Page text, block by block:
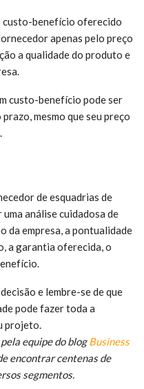
custo-benefício oferecido
apenas pelo preço
a qualidade do produto e
custo-benefício pode ser
mesmo que seu preço
de esquadrias de
análise cuidadosa de
da empresa, a pontualidade
a garantia oferecida, o
e lembre-se de que
pode fazer toda a
projeto.
equipe do blogBusiness
encontrar centenas de
segmentos.